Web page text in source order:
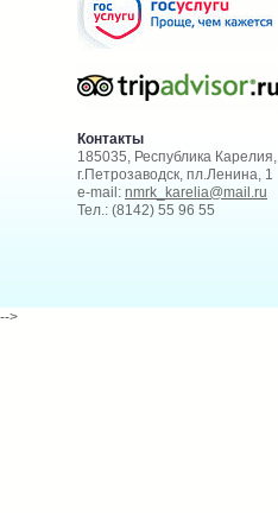
Контакты
185035, Республика Карелия,
г.Петрозаводск, пл.Ленина, 1
e-mail: nmrk_karelia@mail.ru
Тел.: (8142) 55 96 55
-->